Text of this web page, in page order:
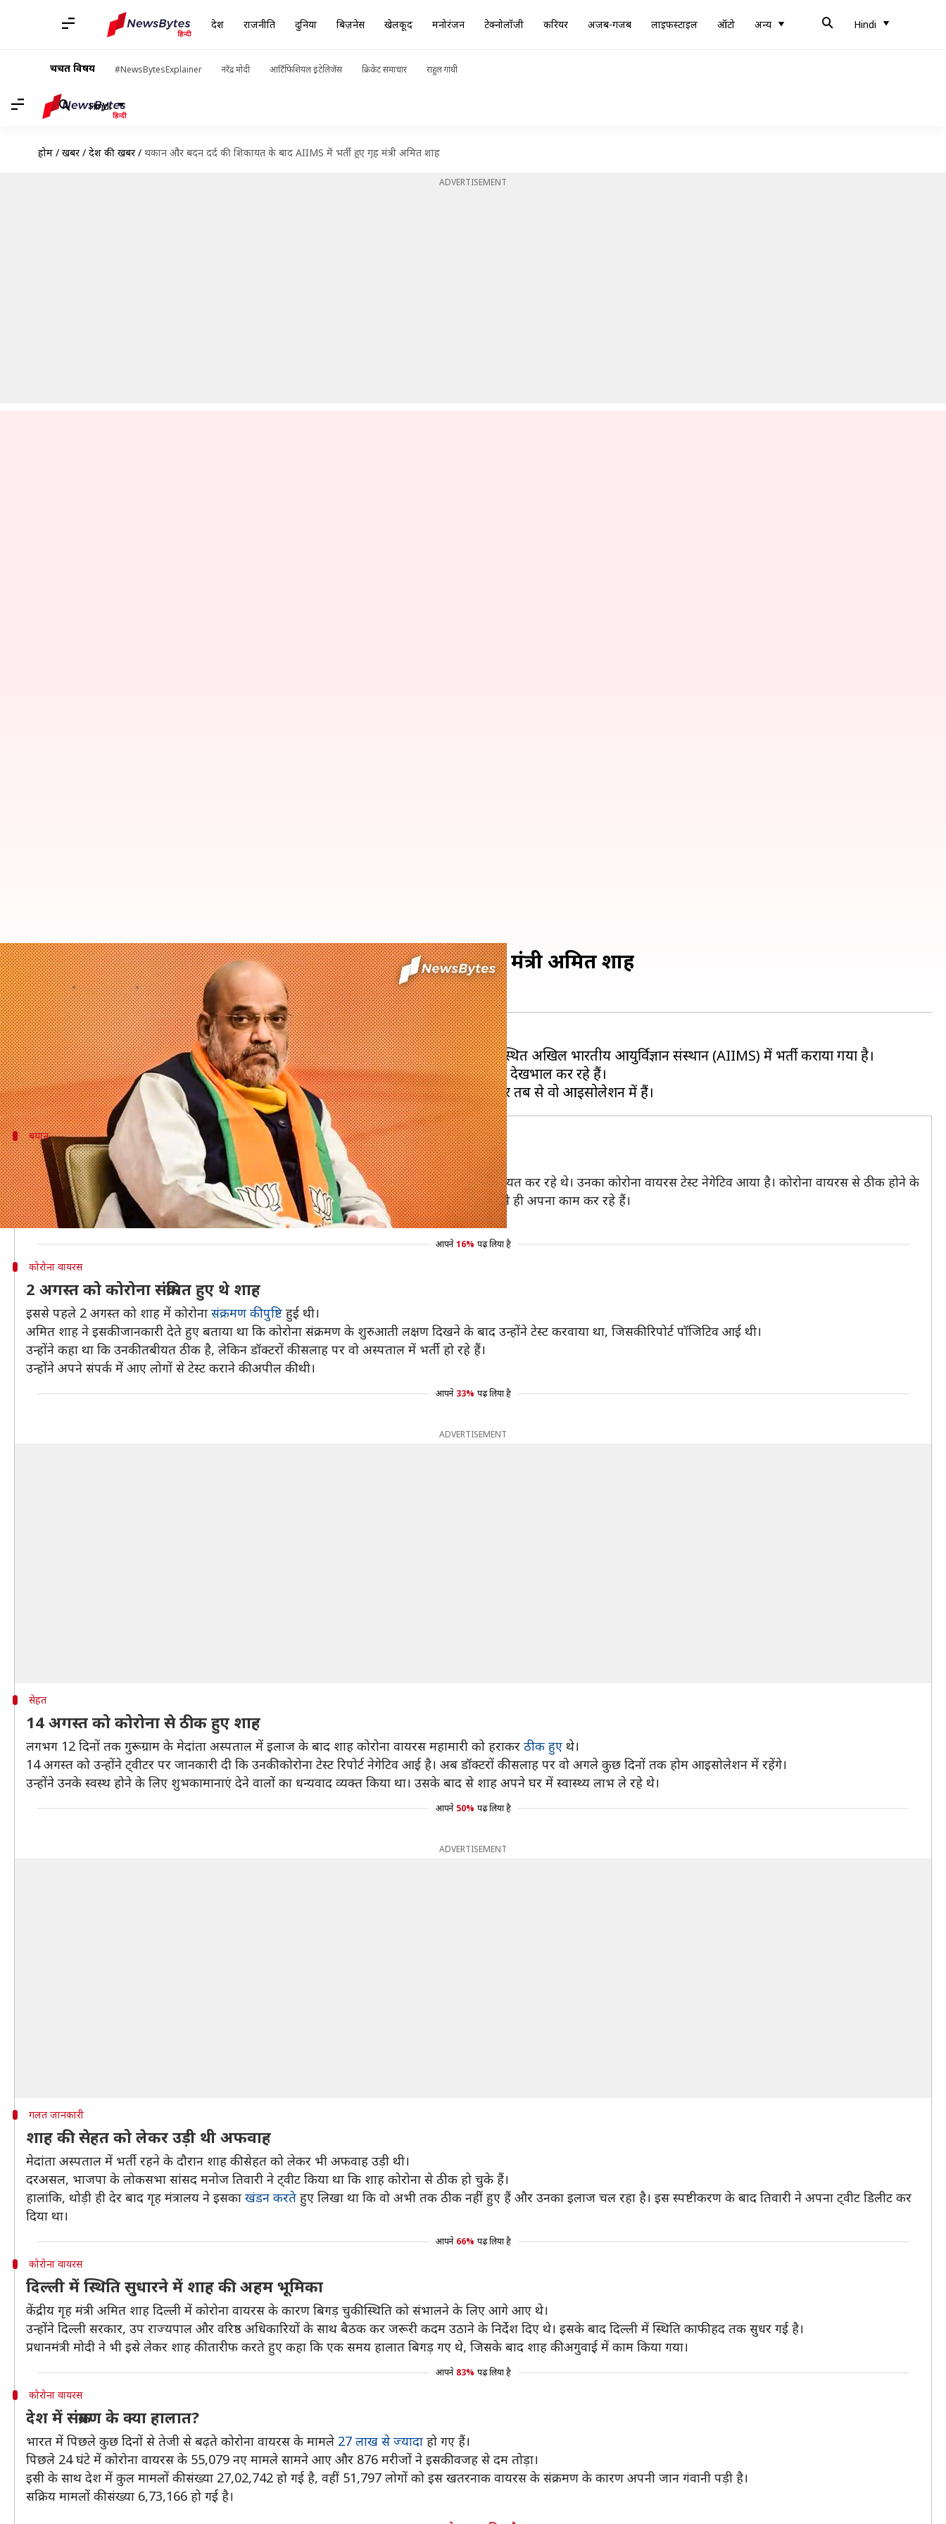
देश राजनीति दुनिया बिज़नेस खेलकूद मनोरंजन टेक्नोलॉजी करियर अजब-गजब लाइफस्टाइल ऑटो अन्य Hindi
चर्चित विषय #NewsBytesExplainer नरेंद्र मोदी आर्टिफिशियल इंटेलिजेंस क्रिकेट समाचार राहुल गांधी
Hindi
होम / खबरें / देश की खबरें / थकान और बदन दर्द की शिकायत के बाद AIIMS में भर्ती हुए गृह मंत्री अमित शाह
ADVERTISEMENT
थकान और बदन दर्द की शिकायत के बाद AIIMS में भर्ती हुए गृह मंत्री अमित शाह
लेखन प्रमोद कुमार Aug 18, 2020 11:06 am
क्या है खबर?
गृह मंत्री अमित शाह को बीती रात लगभग दो बजे थकान और बदन दर्द की शिकायत के बाद दिल्ली स्थित अखिल भारतीय आयुर्विज्ञान संस्थान (AIIMS) में भर्ती कराया गया है।
उन्हें AIIMS के प्राइवेट वार्ड में भर्ती किया गया है। AIIMS निदेशक डॉक्टर रणदीप गुलेरिया शाह की देखभाल कर रहे हैं।
बयान
अस्पताल से अपना काम कर रहे शाह- AIIMS
AIIMS की तरफ से जारी बयान में बताया गया है कि बीते 3-4 दिन से शाह बदन दर्द और थकान की शिकायत कर रहे थे। उनका कोरोना वायरस टेस्ट नेगेटिव आया है। कोरोना वायरस से ठीक होने के
बाद आने वाले लक्षणों के कारण उन्हें अस्पताल में भर्ती कराया गया है। वो बिल्कुल ठीक हैं और अस्पताल से ही अपना काम कर रहे हैं।
गौरतलब है कि कोरोना से ठीक होने के कई हफ्तों बाद तक उसका असर रहता है।
आपने 16% पढ़ लिया है
कोरोना वायरस
2 अगस्त को कोरोना संक्रमित हुए थे शाह
इससे पहले 2 अगस्त को शाह में कोरोना संक्रमण की पुष्टि हुई थी।
अमित शाह ने इसकी जानकारी देते हुए बताया था कि कोरोना संक्रमण के शुरुआती लक्षण दिखने के बाद उन्होंने टेस्ट करवाया था, जिसकी रिपोर्ट पॉजिटिव आई थी।
उन्होंने कहा था कि उनकी तबीयत ठीक है, लेकिन डॉक्टरों की सलाह पर वो अस्पताल में भर्ती हो रहे हैं।
उन्होंने अपने संपर्क में आए लोगों से टेस्ट कराने की अपील की थी।
आपने 33% पढ़ लिया है
ADVERTISEMENT
सेहत
14 अगस्त को कोरोना से ठीक हुए शाह
लगभग 12 दिनों तक गुरूग्राम के मेदांता अस्पताल में इलाज के बाद शाह कोरोना वायरस महामारी को हराकर ठीक हुए थे।
14 अगस्त को उन्होंने ट्वीटर पर जानकारी दी कि उनकी कोरोना टेस्ट रिपोर्ट नेगेटिव आई है। अब डॉक्टरों की सलाह पर वो अगले कुछ दिनों तक होम आइसोलेशन में रहेंगे।
उन्होंने उनके स्वस्थ होने के लिए शुभकामानाएं देने वालों का धन्यवाद व्यक्त किया था। उसके बाद से शाह अपने घर में स्वास्थ्य लाभ ले रहे थे।
आपने 50% पढ़ लिया है
ADVERTISEMENT
गलत जानकारी
शाह की सेहत को लेकर उड़ी थी अफवाह
मेदांता अस्पताल में भर्ती रहने के दौरान शाह की सेहत को लेकर भी अफवाह उड़ी थी।
दरअसल, भाजपा के लोकसभा सांसद मनोज तिवारी ने ट्वीट किया था कि शाह कोरोना से ठीक हो चुके हैं।
हालांकि, थोड़ी ही देर बाद गृह मंत्रालय ने इसका खंडन करते हुए लिखा था कि वो अभी तक ठीक नहीं हुए हैं और उनका इलाज चल रहा है। इस स्पष्टीकरण के बाद तिवारी ने अपना ट्वीट डिलीट कर
दिया था।
आपने 66% पढ़ लिया है
कोरोना वायरस
दिल्ली में स्थिति सुधारने में शाह की अहम भूमिका
केंद्रीय गृह मंत्री अमित शाह दिल्ली में कोरोना वायरस के कारण बिगड़ चुकी स्थिति को संभालने के लिए आगे आए थे।
उन्होंने दिल्ली सरकार, उप राज्यपाल और वरिष्ठ अधिकारियों के साथ बैठक कर जरूरी कदम उठाने के निर्देश दिए थे। इसके बाद दिल्ली में स्थिति काफी हद तक सुधर गई है।
प्रधानमंत्री मोदी ने भी इसे लेकर शाह की तारीफ करते हुए कहा कि एक समय हालात बिगड़ गए थे, जिसके बाद शाह की अगुवाई में काम किया गया।
आपने 83% पढ़ लिया है
कोरोना वायरस
देश में संक्रमण के क्या हालात?
भारत में पिछले कुछ दिनों से तेजी से बढ़ते कोरोना वायरस के मामले 27 लाख से ज्यादा हो गए हैं।
पिछले 24 घंटे में कोरोना वायरस के 55,079 नए मामले सामने आए और 876 मरीजों ने इसकी वजह से दम तोड़ा।
इसी के साथ देश में कुल मामलों की संख्या 27,02,742 हो गई है, वहीं 51,797 लोगों को इस खतरनाक वायरस के संक्रमण के कारण अपनी जान गंवानी पड़ी है।
सक्रिय मामलों की संख्या 6,73,166 हो गई है।